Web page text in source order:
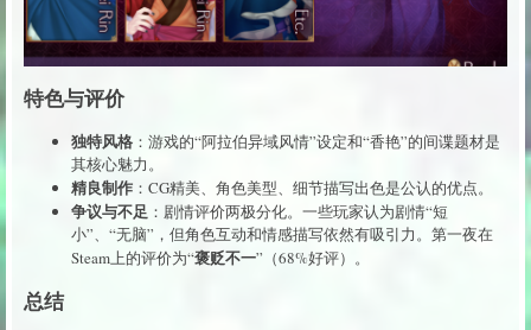
特色与评价
独特风格 ：游戏的“阿拉伯异域风情”设定和“香艳”的间谍题材是
其核心魅力。
精良制作 ：CG精美、角色美型、细节描写出色是公认的优点。
争议与不足 ：剧情评价两极分化。一些玩家认为剧情“短
小”、“无脑”，但角色互动和情感描写依然有吸引力。第一夜在
Steam上的评价为“褒贬不一”（68%好评）。
总结